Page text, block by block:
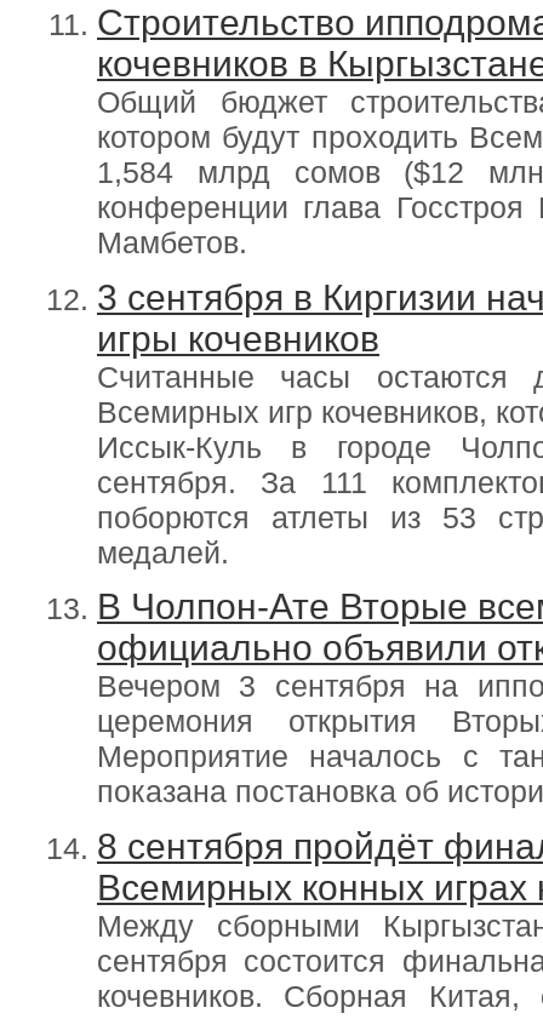
Строительство
кочевников в
Общий бюджет
котором будут проходить
1,584 млрд сомов ($12
конференции глава Госстроя
Мамбетов.
3 сентября в Киргизии
игры кочевников
Считанные часы остаются
Всемирных игр кочевников,
Иссык-Куль в городе
сентября. За 111
поборются атлеты из 53
медалей.
В Чолпон-Ате Вторые
официально объявили
Вечером 3 сентября на
церемония открытия
Мероприятие началось с
показана постановка об
8 сентября пройдёт
Всемирных конных играх
Между сборными
сентября состоится
кочевников. Сборная Китая,